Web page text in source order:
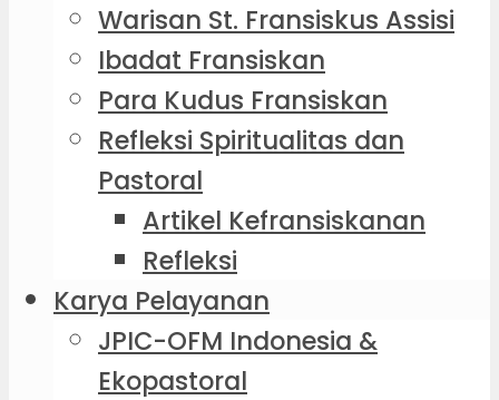
Warisan St. Fransiskus Assisi
Ibadat Fransiskan
Para Kudus Fransiskan
Refleksi Spiritualitas dan
Pastoral
Artikel Kefransiskanan
Refleksi
Karya Pelayanan
JPIC-OFM Indonesia &
Ekopastoral